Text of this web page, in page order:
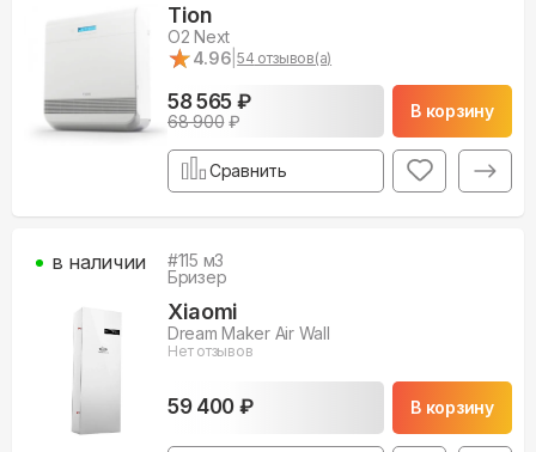
Tion
O2 Next
★
★4.96 |54 отзывов(а)
58 565 ₽
68 900₽
В корзину
Сравнить
#115 м3
Бризер
Xiaomi
Dream Maker Air Wall
Нет отзывов
59 400 ₽ В корзину
в наличии